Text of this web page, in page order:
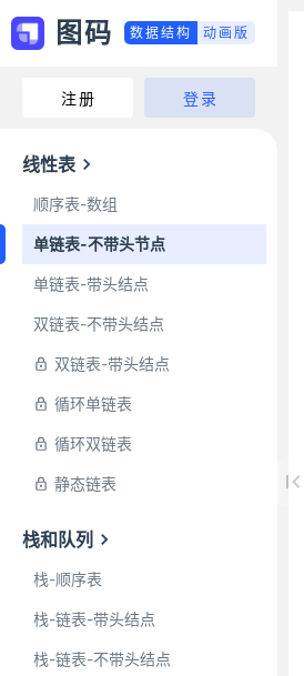
图码 数据结构 动画版
注册 登录
线性表
顺序表-数组
单链表-不带头节点
单链表-带头结点
双链表-不带头结点
双链表-带头结点
循环单链表
循环双链表
静态链表
栈和队列
栈-顺序表
栈-链表-带头结点
栈-链表-不带头结点